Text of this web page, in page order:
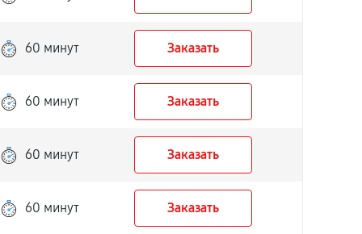
60 минут Заказать
60 минут Заказать
60 минут Заказать
60 минут Заказать